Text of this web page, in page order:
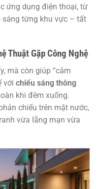
ứng dụng điện thoại, từ
sáng từng khu vực – tất
Thuật Gặp Công Nghệ
mà còn giúp “cảm
với chiếu sáng thông
khi đêm xuống.
chiếu trên mặt nước,
vừa lãng mạn vừa